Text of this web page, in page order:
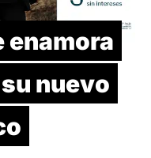
enamora
nuevo